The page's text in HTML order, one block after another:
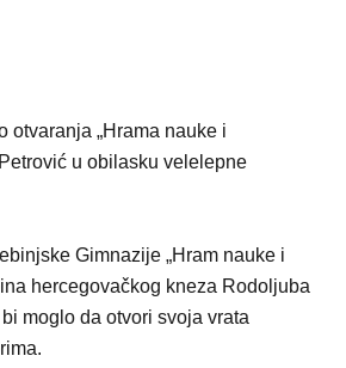
otvaranja „Hrama nauke i
u obilasku velelepne
Gimnazije „Hram nauke i
hercegovačkog kneza Rodoljuba
moglo da otvori svoja vrata